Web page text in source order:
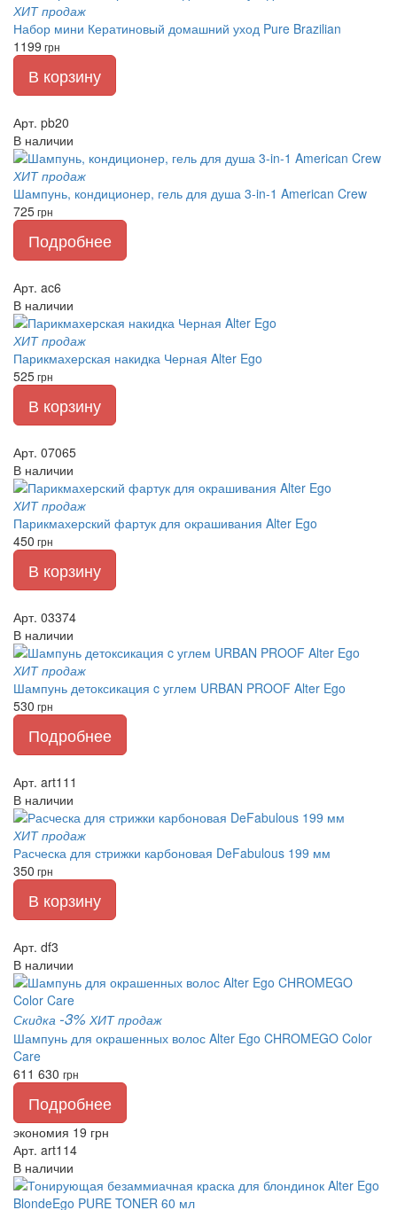
ХИТ продаж
Набор мини Кератиновый домашний уход Pure Brazilian
1199 грн
В корзину
Арт. pb20
В наличии
ХИТ продаж
Шампунь, кондиционер, гель для душа 3-in-1 American Crew
725грн
Подробнее
Арт. ac6
В наличии
ХИТ продаж
Парикмахерская накидка Черная Alter Ego
525грн
В корзину
Арт. 07065
В наличии
ХИТ продаж
Парикмахерский фартук для окрашивания Alter Ego
450 грн
В корзину
Арт. 03374
В наличии
ХИТ продаж
Шампунь детоксикация c углем URBAN PROOF Alter Ego
530 грн
Подробнее
Арт. art111
В наличии
ХИТ продаж
Расческа для стрижки карбоновая DeFabulous 199 мм
350 грн
В корзину
Арт. df3
В наличии
Скидка -3% ХИТ продаж
Шампунь для окрашенных волос Alter Ego CHROMEGO Color
Care
611 630 грн
Подробнее
экономия 19 грн
Арт. art114
В наличии